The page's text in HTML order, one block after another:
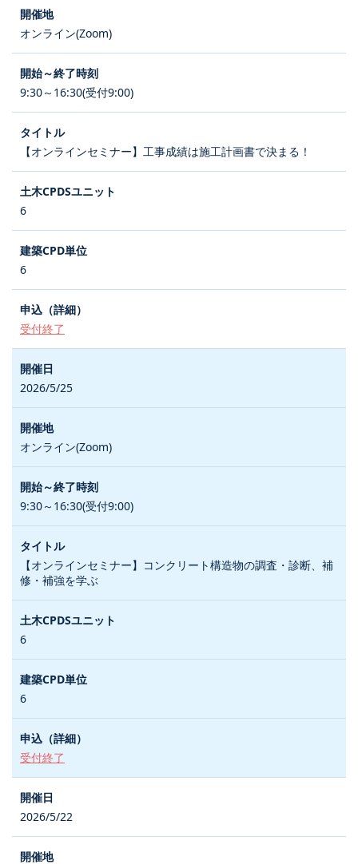
オンライン(Zoom)
9:30～16:30(受付9:00)
【オンラインセミナー】工事成績は施工計画書で決まる！
6
6
受付終了
2026/5/25
オンライン(Zoom)
9:30～16:30(受付9:00)
【オンラインセミナー】コンクリート構造物の調査・診断、補
修・補強を学ぶ
6
6
受付終了
2026/5/22